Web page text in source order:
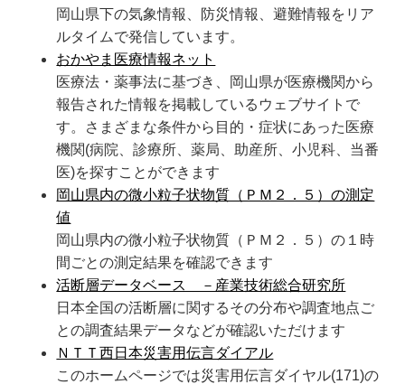
岡山県下の気象情報、防災情報、避難情報をリア
ルタイムで発信しています。
おかやま医療情報ネット
医療法・薬事法に基づき、岡山県が医療機関から
報告された情報を掲載しているウェブサイトで
す。さまざまな条件から目的・症状にあった医療
機関(病院、診療所、薬局、助産所、小児科、当番
医)を探すことができます
岡山県内の微小粒子状物質（ＰＭ２．５）の測定
値
岡山県内の微小粒子状物質（ＰＭ２．５）の１時
間ごとの測定結果を確認できます
活断層データベース －産業技術総合研究所
日本全国の活断層に関するその分布や調査地点ご
との調査結果データなどが確認いただけます
ＮＴＴ西日本災害用伝言ダイアル
このホームページでは災害用伝言ダイヤル(171)の